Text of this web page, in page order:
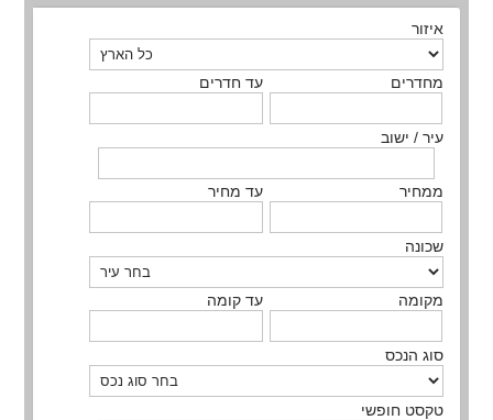
איזור
מחדרים עד חדרים
עיר / ישוב
ממחיר עד מחיר
שכונה
מקומה עד קומה
סוג הנכס
טקסט חופשי